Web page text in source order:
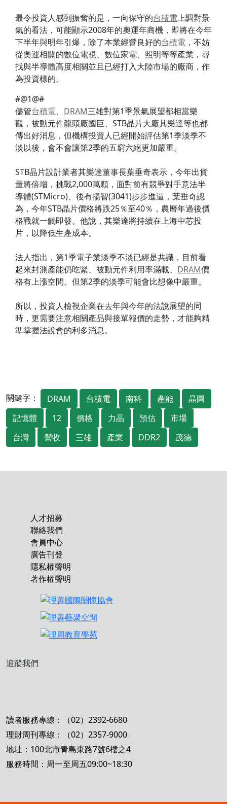
最令投資人感到振奮的是，一向保守的台積電上調對景
氣的看法，可能顯示2008年的奧運年商機，即將在今年
下半年與明年引爆，除了本業經營良好的台積電，不妨
從奧運相關的數位電視、數位家電、照明等等產業，尋
找與半導體高度相關並且已經打入大陸市場的廠商，作
為投資標的。
#@1@#
儘管台積電、 DRAM三雄對第1季景氣展望都相當樂
觀，被動元件龍頭廠國巨、STB晶片大廠其樂達等也都
傳出好消息，但機構投資人已經開始評估第1季淡季不
淡以後，會不會讓第2季的五窮六絕更加嚴重。
STB晶片設計業者其樂達董事長葉垂奇表示，今年出貨
量將倍增，挑戰2,000萬顆，面對前有競爭對手意法半
導體(STMicro)、後有揚智(3041)步步進逼，葉垂奇認
為，今年STB晶片價格將跌25％至40％，農曆年過後價
格戰就一觸即發。他說，其樂達將持續在上海中芯投
片，以降低生產成本。
法人指出，第1季電子業淡季不淡已經是共識，目前看
起來封測產能仍吃緊、被動元件利用率滿載、 DRAM價
格有上漲空間。但第2季的淡季可能會比想像中嚴重。
所以，投資人檢視企業在去年與今年的法說展望的同
時，更需要注意相關產品與接單報價的走勢，才能夠精
準掌握法說會的利多消息。
關鍵字： DRAM 台積電 南科 產能
晶圓
記憶體
12 價格 力晶 預估
市場
台灣
營收 三雄 產業 DDR2 茂德
人才招募
聯絡我們
會員中心
廣告刊登
隱私權聲明
著作權聲明
追蹤我們
讀者服務專線：（02）2392-6680
理財周刊專線：（02）2357-9000
地址：100北市青島東路7號6樓之4
服務時間：周一至周五09:00~18:30